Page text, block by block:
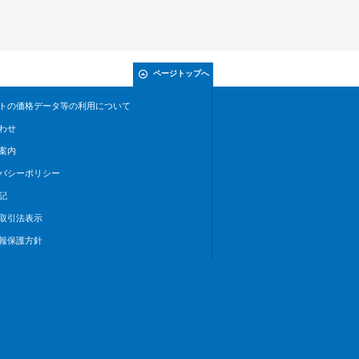
ページトップへ
の価格データ等の利用について
せ
内
シーポリシー
引法表示
保護方針